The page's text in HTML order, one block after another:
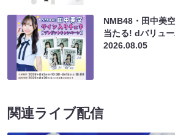
NMB48・田中美
当たる! dバリュ
2026.08.05
関連ライブ配信